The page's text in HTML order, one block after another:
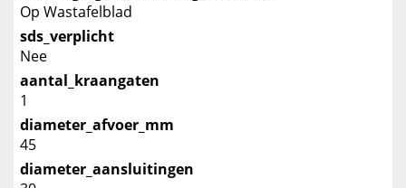
Op Wastafelblad
sds_verplicht
Nee
aantal_kraangaten
1
diameter_afvoer_mm
45
diameter_aansluitingen